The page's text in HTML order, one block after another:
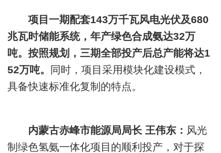
项目一期配套143万千瓦风电光伏及680
兆瓦时储能系统，年产绿色合成氨达32万
吨。按照规划，三期全部投产后总产能将达1
52万吨。
同时，项目采用模块化建设模式，
具备快速标准化复制的特点。
内蒙古赤峰市能源局局长 王伟东： 风光
制绿色氢氨一体化项目的顺利投产，对于探